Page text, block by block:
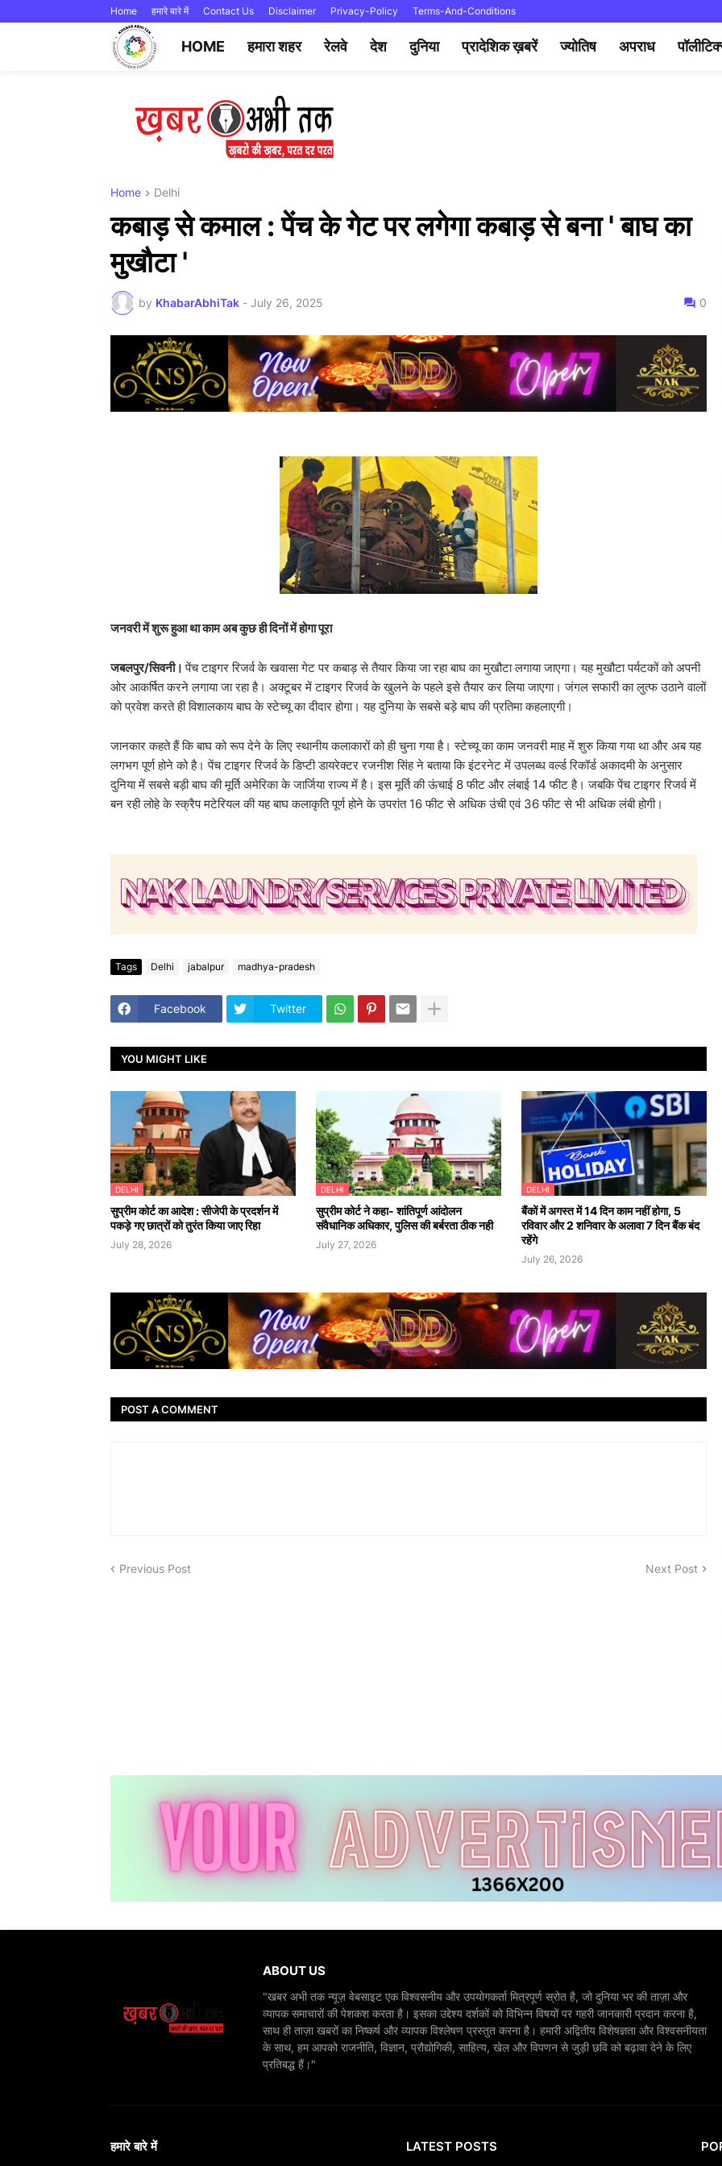
Home हमारे बारे में Contact Us Disclaimer Privacy-Policy Terms-And-Conditions
HOME हमारा शहर रेलवे देश दुनिया प्रादेशिक ख़बरें ज्योतिष अपराध
Home Delhi
कबाड़ से कमाल : पेंच के गेट पर लगेगा कबाड़ से बना ' बाघ का
मुखौटा '
by KhabarAbhiTak - July 26, 2025 0
जनवरी में शुरू हुआ था काम अब कुछ ही दिनों में होगा पूरा
जबलपुर/सिवनी।पेंच टाइगर रिजर्व के खवासा गेट पर कबाड़ से तैयार किया जा रहा बाघ का मुखौटा लगाया जाएगा। यह मुखौटा पर्यटकों को अपनी
ओर आकर्षित करने लगाया जा रहा है। अक्टूबर में टाइगर रिजर्व के खुलने के पहले इसे तैयार कर लिया जाएगा। जंगल सफारी का लुत्फ उठाने वालों
को प्रवेश करते ही विशालकाय बाघ के स्टेच्यू का दीदार होगा। यह दुनिया के सबसे बड़े बाघ की प्रतिमा कहलाएगी।
जानकार कहते हैं कि बाघ को रूप देने के लिए स्थानीय कलाकारों को ही चुना गया है। स्टेच्यू का काम जनवरी माह में शुरु किया गया था और अब यह
लगभग पूर्ण होने को है। पेंच टाइगर रिजर्व के डिप्टी डायरेक्टर रजनीश सिंह ने बताया कि इंटरनेट में उपलब्ध वर्ल्ड रिकॉर्ड अकादमी के अनुसार
दुनिया में सबसे बड़ी बाघ की मूर्ति अमेरिका के जार्जिया राज्य में है। इस मूर्ति की ऊंचाई 8 फीट और लंबाई 14 फीट है। जबकि पेंच टाइगर रिजर्व में
बन रही लोहे के स्क्रैप मटेरियल की यह बाघ कलाकृति पूर्ण होने के उपरांत 16 फीट से अधिक उंची एवं 36 फीट से भी अधिक लंबी होगी।
Tags Delhi jabalpur madhya-pradesh
Facebook Twitter
YOU MIGHT LIKE
DELHI
सुप्रीम कोर्ट का आदेश : सीजेपी के प्रदर्शन में
पकड़े गए छात्रों को तुरंत किया जाए रिहा
July 28, 2026
DELHI
सुप्रीम कोर्ट ने कहा- शांतिपूर्ण आंदोलन
संवैधानिक अधिकार, पुलिस की बर्बरता ठीक नही
July 27, 2026
DELHI
बैंकों में अगस्त में 14 दिन काम नहीं होगा, 5
रविवार और 2 शनिवार के अलावा 7 दिन बैंक बंद
रहेंगे
July 26, 2026
POST A COMMENT
Previous Post Next Post
ABOUT US
"खबर अभी तक न्यूज़ वेबसाइट एक विश्वसनीय और उपयोगकर्ता मित्रपूर्ण स्रोत है, जो दुनिया भर की ताज़ा और
व्यापक समाचारों की पेशकश करता है। इसका उद्देश्य दर्शकों को विभिन्न विषयों पर गहरी जानकारी प्रदान करना है,
साथ ही ताज़ा खबरों का निष्कर्ष और व्यापक विश्लेषण प्रस्तुत करना है। हमारी अद्वितीय विशेषज्ञता और विश्वसनीयता
के साथ, हम आपको राजनीति, विज्ञान, प्रौद्योगिकी, साहित्य, खेल और विपणन से जुड़ी छवि को बढ़ावा देने के लिए
प्रतिबद्ध हैं।"
हमारे बारे में LATEST POSTS